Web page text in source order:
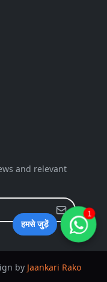
and relevant
by Jaankari Rako
हमसे जुड़ें
1